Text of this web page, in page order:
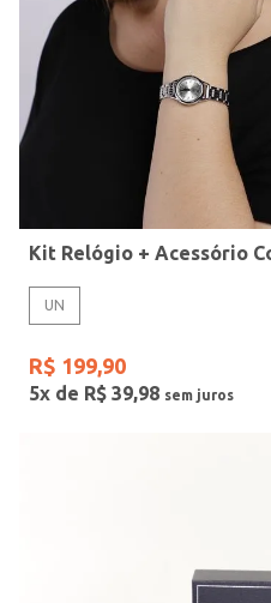
UN
R$ 199,90
5x de R$ 39,98